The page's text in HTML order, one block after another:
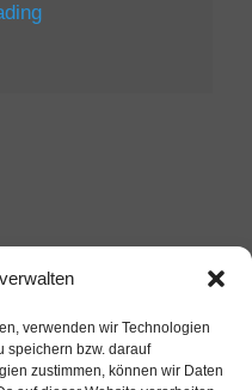
verwenden wir Technologien
speichern bzw. darauf
zustimmen, können wir Daten